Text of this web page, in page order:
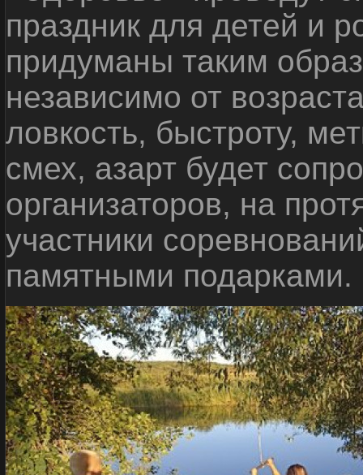
праздник для детей и
придуманы таким
независимо от
ловкость, быстроту,
смех, азарт будет
организаторов, на
участники
памятными подарками.